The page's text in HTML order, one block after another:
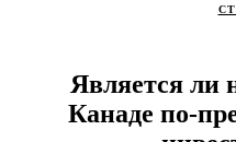
Является ли
Канаде по-